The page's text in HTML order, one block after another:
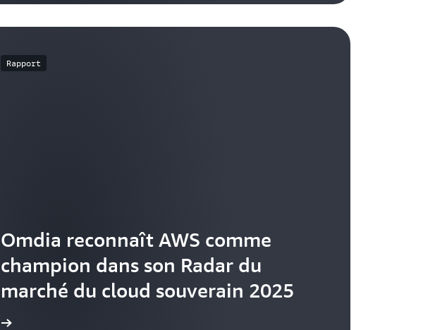
Rapport
Omdia reconnaît AWS comme
champion dans son Radar du
marché du cloud souverain 2025